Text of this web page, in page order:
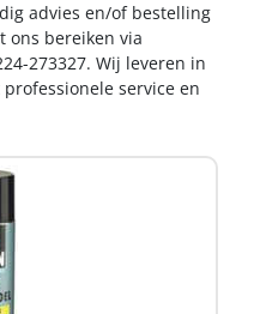
advies en/of bestelling
ons bereiken via
273327. Wij leveren in
service en